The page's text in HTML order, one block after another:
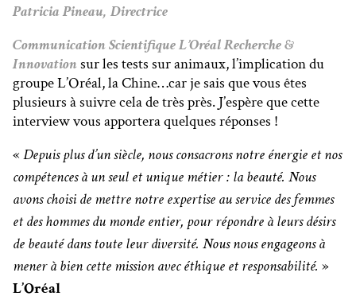
Patricia Pineau, Directrice
Communication Scientifique L’Oréal Recherche &
Innovation sur les tests sur animaux, l’implication du
groupe L’Oréal, la Chine…car je sais que vous êtes
plusieurs à suivre cela de très près. J’espère que cette
interview vous apportera quelques réponses !
«Depuis plus d’un siècle, nous consacrons notre énergie et nos
compétences à un seul et unique métier : la beauté. Nous
avons choisi de mettre notre expertise au service des femmes
et des hommes du monde entier, pour répondre à leurs désirs
de beauté dans toute leur diversité. Nous nous engageons à
mener à bien cette mission avec éthique et responsabilité. »
L’Oréal